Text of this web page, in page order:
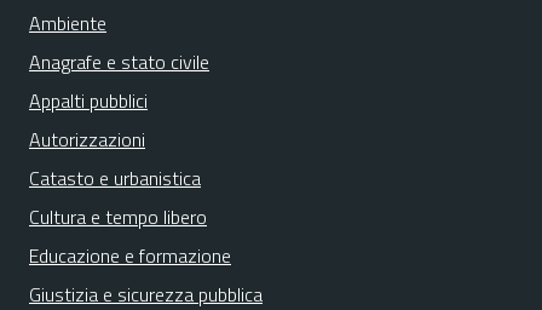
Ambiente
Anagrafe e stato civile
Appalti pubblici
Autorizzazioni
Catasto e urbanistica
Cultura e tempo libero
Educazione e formazione
Giustizia e sicurezza pubblica